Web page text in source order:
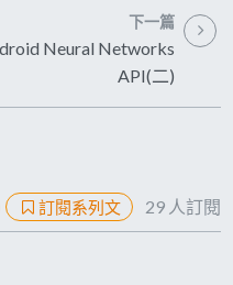
下一篇
Neural Networks
API(二)
訂閱系列文 29 人訂閱